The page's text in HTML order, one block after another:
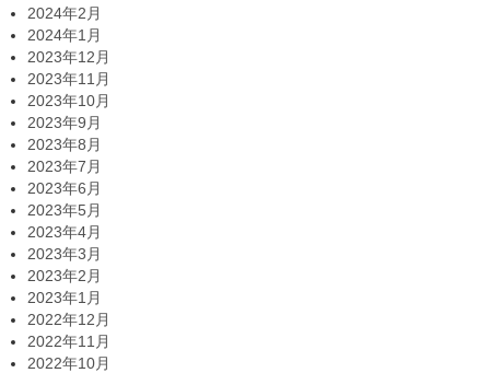
2024年2月
2024年1月
2023年12月
2023年11月
2023年10月
2023年9月
2023年8月
2023年7月
2023年6月
2023年5月
2023年4月
2023年3月
2023年2月
2023年1月
2022年12月
2022年11月
2022年10月